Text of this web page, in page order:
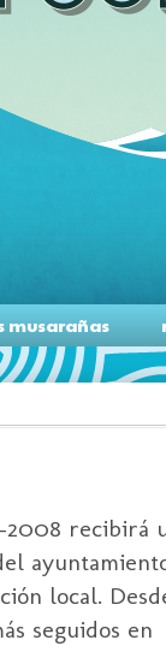
musarañas
2008 recibirá
local.
seguidos en